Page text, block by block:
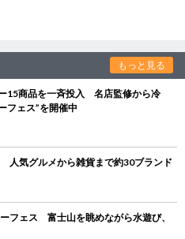
もっと見る
15商品を一斉投入 名店監修から冷
フェス”を開催中
人気グルメから雑貨まで約30ブランド
フェス 富士山を眺めながら水遊び、